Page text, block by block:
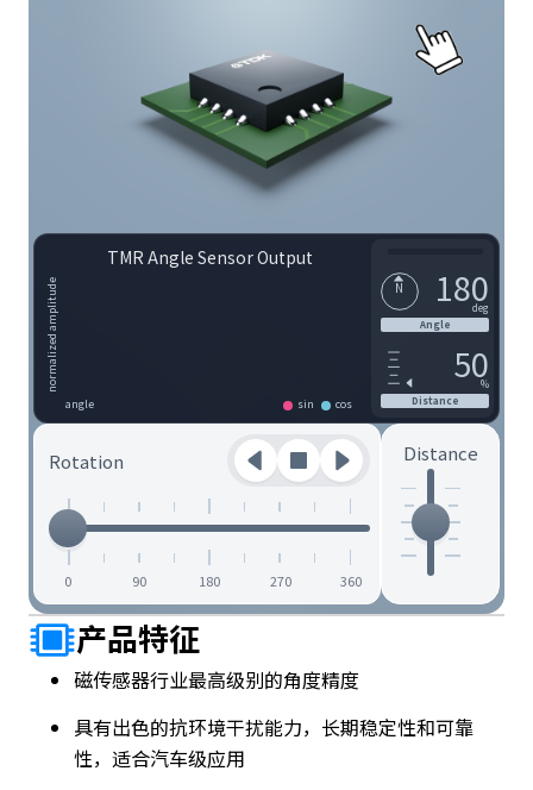
normalized amplitude
TMR Angle Sensor Output
angle sin cos
N 180
deg
Angle
50
%
Distance
Rotation
0 90 180 270 360
Distance
产品特征
磁传感器行业最高级别的角度精度
具有出色的抗环境干扰能力，长期稳定性和可靠
性，适合汽车级应用